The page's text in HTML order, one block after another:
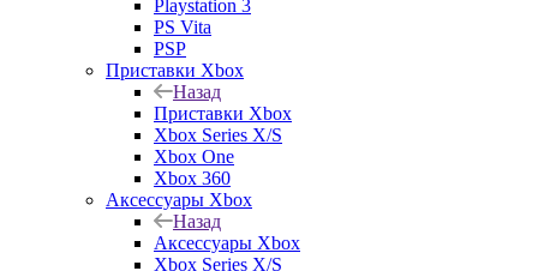
Playstation 3
PS Vita
PSP
Приставки Xbox
Назад
Приставки Xbox
Xbox Series X/S
Xbox One
Xbox 360
Аксессуары Xbox
Назад
Аксессуары Xbox
Xbox Series X/S